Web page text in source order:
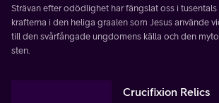
Strävan efter odödlighet har fängslat oss i tusentals
krafterna i den heliga graalen som Jesus använde
till den svårfångade ungdomens källa och den
sten.
Crucifixion Relics